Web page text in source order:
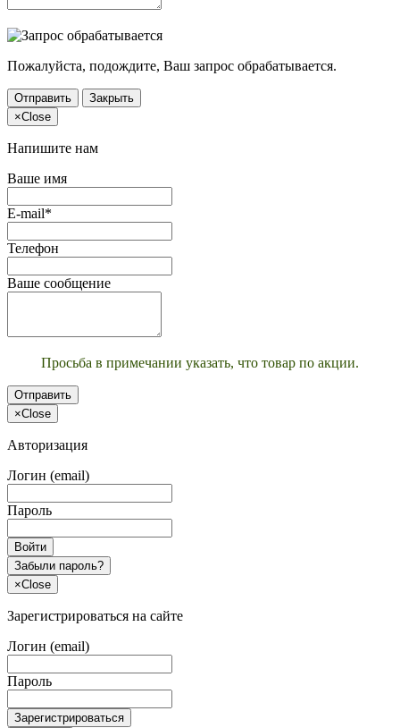
Пожалуйста, подождите, Ваш запрос обрабатывается.
Отправить
Закрыть
×Close
Напишите нам
Ваше имя
E-mail*
Телефон
Ваше сообщение
Просьба в примечании указать, что товар по акции.
Отправить
×Close
Авторизация
Логин (email)
Пароль
Войти
Забыли пароль?
×Close
Зарегистрироваться на сайте
Логин (email)
Пароль
Зарегистрироваться